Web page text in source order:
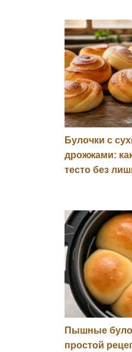
Булочки с
дрожжами:
тесто без
Пышные
простой